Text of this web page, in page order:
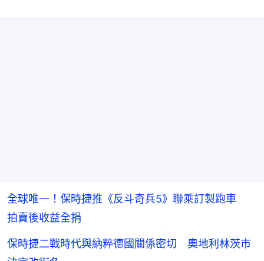
全球唯一！保時捷推《反斗奇兵5》聯乘訂製跑車
拍賣後收益全捐
保時捷二戰時代與納粹德國關係密切 奧地利林茨市